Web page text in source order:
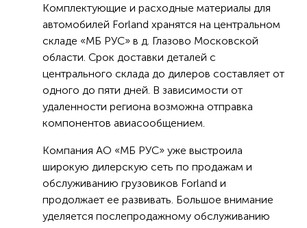
Комплектующие и расходные материалы для
автомобилей Forland хранятся на центральном
складе «МБ РУС» в д. Глазово Московской
области. Срок доставки деталей с
центрального склада до дилеров составляет от
одного до пяти дней. В зависимости от
удаленности региона возможна отправка
компонентов авиасообщением.
Компания АО «МБ РУС» уже выстроила
широкую дилерскую сеть по продажам и
обслуживанию грузовиков Forland и
продолжает ее развивать. Большое внимание
уделяется послепродажному обслуживанию